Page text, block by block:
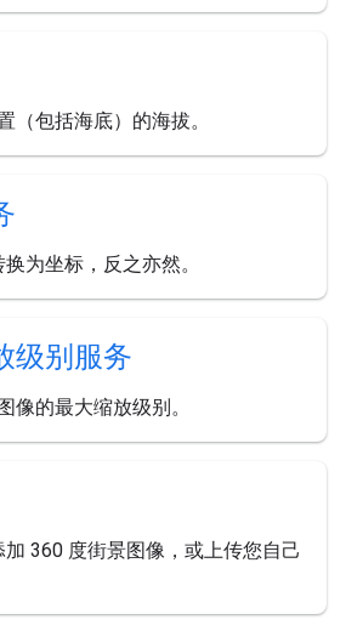
（包括海底）的海拔。
为坐标，反之亦然。
级别服务
像的最大缩放级别。
360 度街景图像，或上传您自己